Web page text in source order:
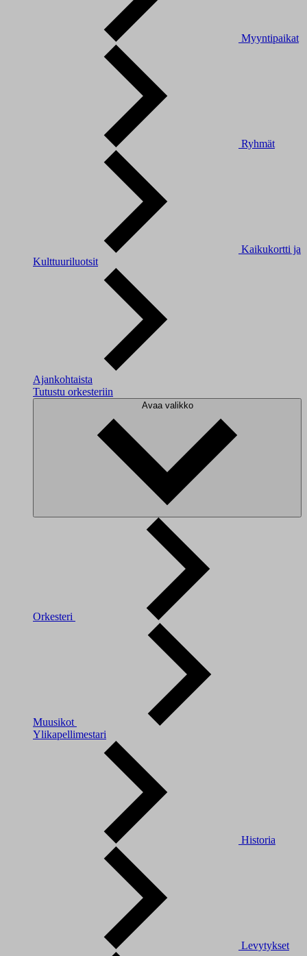
Myyntipaikat
Ryhmät
Kaikukortti ja
Kulttuuriluotsit
Ajankohtaista
Tutustu orkesteriin
Avaa valikko
Orkesteri
Muusikot
Ylikapellimestari
Historia
Levytykset